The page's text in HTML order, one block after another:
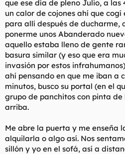
que ese día de pleno Julio, a
un calor de cojones ahí que
para allí después de ducharme,
ponerme unos Abanderado
aquello estaba lleno de gente
basura similar (y eso que era
invasión por estos
ahí pensando en que me iban a
minutos, busco su portal (en el
grupo de panchitos con pinta
arriba.
Me abre la puerta y me enseña
alquilarla o algo así. Nos
sillón y yo en el sofá, así a